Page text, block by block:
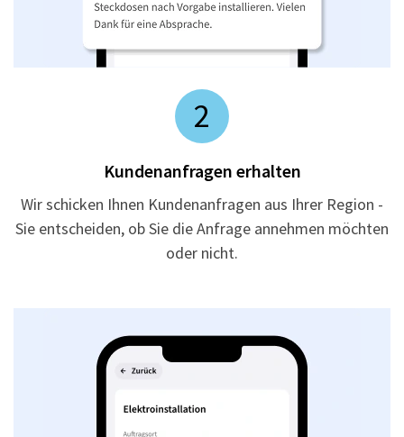
2
Kundenanfragen erhalten
Wir schicken Ihnen Kundenanfragen aus Ihrer Region -
Sie entscheiden, ob Sie die Anfrage annehmen möchten
oder nicht.